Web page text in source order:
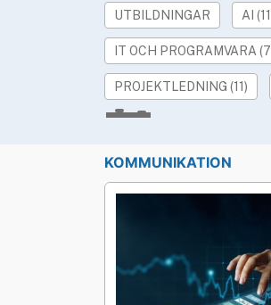
UTBILDNINGAR AI
IT OCH PROGRAMVARA
PROJEKTLEDNING (11)
INTERNKOMMUNIKATION
Språk
KOMMUNIKATION